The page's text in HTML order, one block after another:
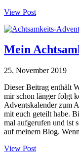
View Post
Mein
25. November 2019
Dieser Beitrag enthält
mir schon länger folgt
Adventskalender zum
mit euch geteilt habe.
mal aufgerufen und ist
auf meinem Blog.
View Post